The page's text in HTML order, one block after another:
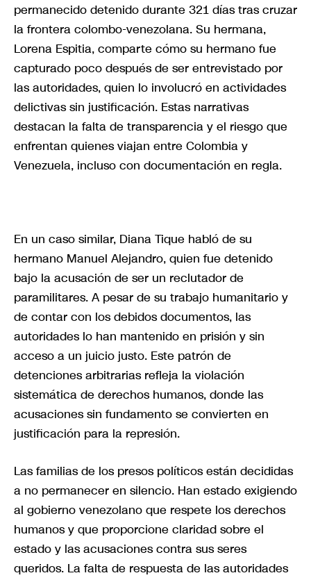
permanecido detenido durante 321 días tras cruzar
la frontera colombo-venezolana. Su hermana,
Lorena Espitia, comparte cómo su hermano fue
capturado poco después de ser entrevistado por
las autoridades, quien lo involucró en actividades
delictivas sin justificación. Estas narrativas
destacan la falta de transparencia y el riesgo que
enfrentan quienes viajan entre Colombia y
Venezuela, incluso con documentación en regla.
En un caso similar, Diana Tique habló de su
hermano Manuel Alejandro, quien fue detenido
bajo la acusación de ser un reclutador de
paramilitares. A pesar de su trabajo humanitario y
de contar con los debidos documentos, las
autoridades lo han mantenido en prisión y sin
acceso a un juicio justo. Este patrón de
detenciones arbitrarias refleja la violación
sistemática de derechos humanos, donde las
acusaciones sin fundamento se convierten en
justificación para la represión.
Las familias de los presos políticos están decididas
a no permanecer en silencio. Han estado exigiendo
al gobierno venezolano que respete los derechos
humanos y que proporcione claridad sobre el
estado y las acusaciones contra sus seres
queridos. La falta de respuesta de las autoridades